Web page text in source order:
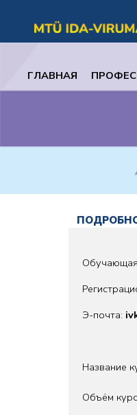
ГЛАВНАЯ
Э-почта:
Название
Объём